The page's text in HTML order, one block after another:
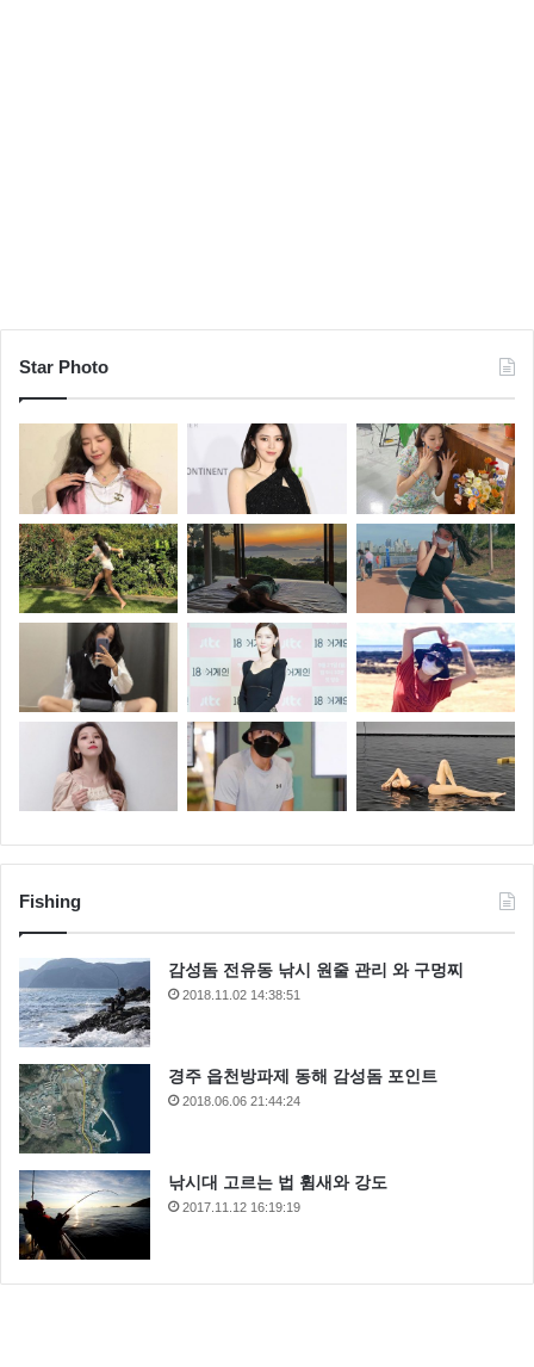
Star Photo
Fishing
감성돔 전유동 낚시 원줄 관리 와 구멍찌
2018.11.02 14:38:51
경주 읍천방파제 동해 감성돔 포인트
2018.06.06 21:44:24
낚시대 고르는 법 휨새와 강도
2017.11.12 16:19:19